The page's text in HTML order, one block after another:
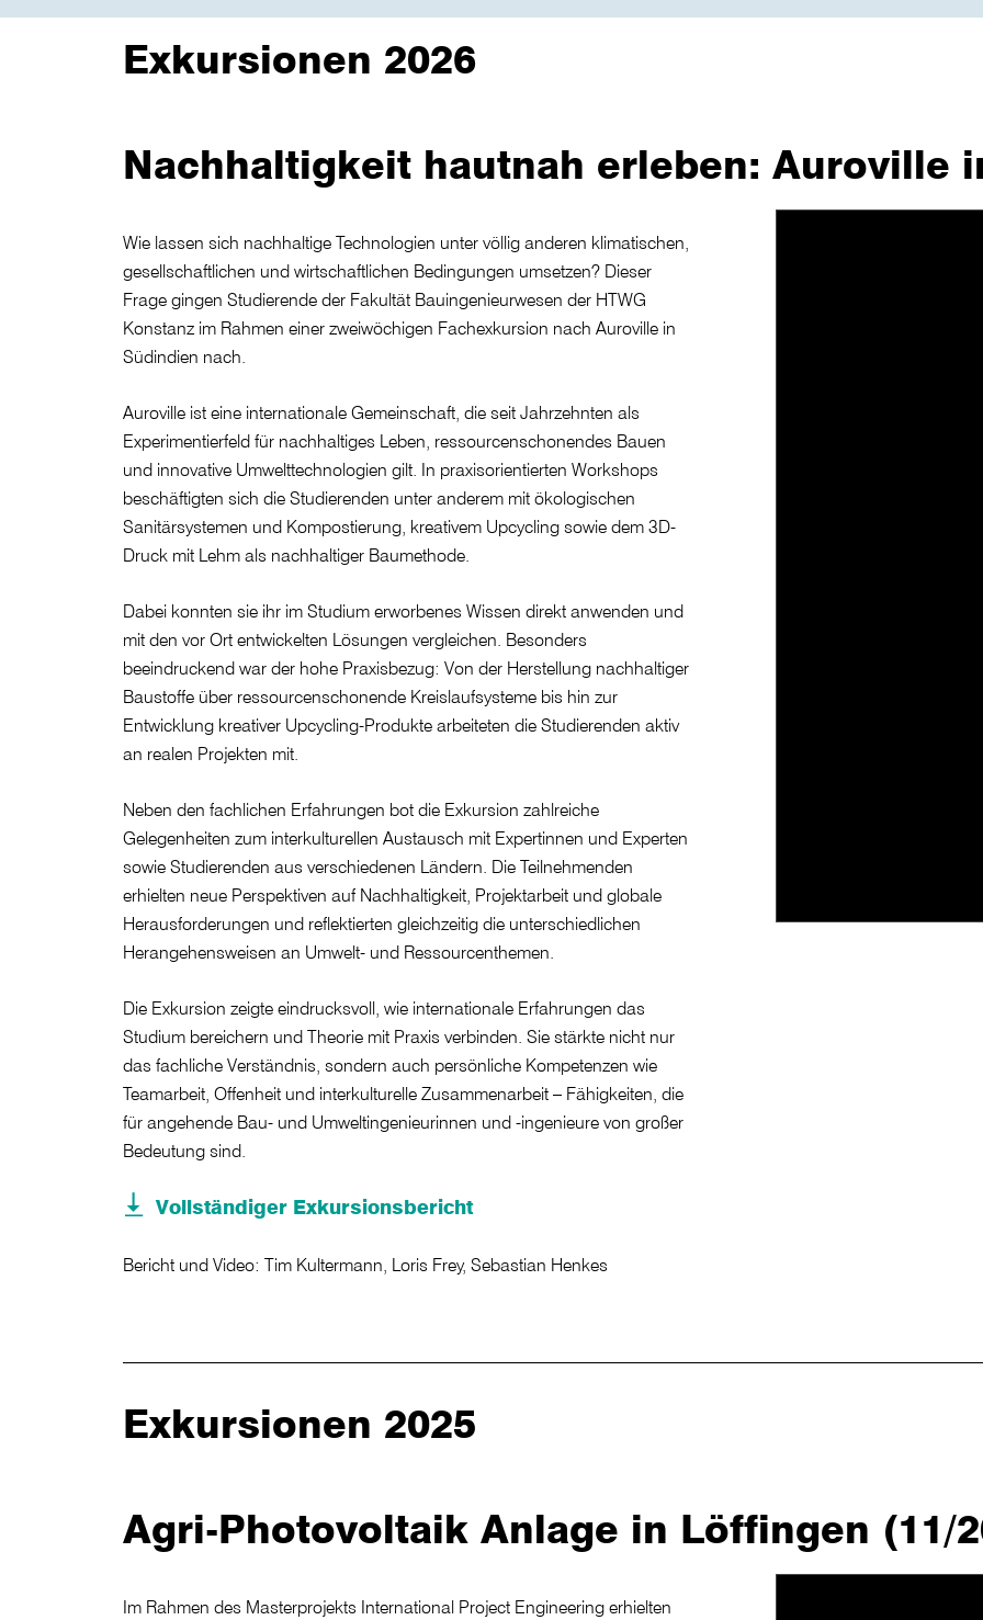
Exkursionen 2026
Nachhaltigkeit hautnah erleben: Auroville
Wie lassen sich nachhaltige Technologien unter völlig anderen klimatischen,
gesellschaftlichen und wirtschaftlichen Bedingungen umsetzen? Dieser
Frage gingen Studierende der Fakultät Bauingenieurwesen der HTWG
Konstanz im Rahmen einer zweiwöchigen Fachexkursion nach Auroville in
Südindien nach.
Auroville ist eine internationale Gemeinschaft, die seit Jahrzehnten als
Experimentierfeld für nachhaltiges Leben, ressourcenschonendes Bauen
und innovative Umwelttechnologien gilt. In praxisorientierten Workshops
beschäftigten sich die Studierenden unter anderem mit ökologischen
Sanitärsystemen und Kompostierung, kreativem Upcycling sowie dem 3D-
Druck mit Lehm als nachhaltiger Baumethode.
Dabei konnten sie ihr im Studium erworbenes Wissen direkt anwenden und
mit den vor Ort entwickelten Lösungen vergleichen. Besonders
beeindruckend war der hohe Praxisbezug: Von der Herstellung nachhaltiger
Baustoffe über ressourcenschonende Kreislaufsysteme bis hin zur
Entwicklung kreativer Upcycling-Produkte arbeiteten die Studierenden aktiv
an realen Projekten mit.
Neben den fachlichen Erfahrungen bot die Exkursion zahlreiche
Gelegenheiten zum interkulturellen Austausch mit Expertinnen und Experten
sowie Studierenden aus verschiedenen Ländern. Die Teilnehmenden
erhielten neue Perspektiven auf Nachhaltigkeit, Projektarbeit und globale
Herausforderungen und reflektierten gleichzeitig die unterschiedlichen
Herangehensweisen an Umwelt- und Ressourcenthemen.
Die Exkursion zeigte eindrucksvoll, wie internationale Erfahrungen das
Studium bereichern und Theorie mit Praxis verbinden. Sie stärkte nicht nur
das fachliche Verständnis, sondern auch persönliche Kompetenzen wie
Teamarbeit, Offenheit und interkulturelle Zusammenarbeit – Fähigkeiten, die
für angehende Bau- und Umweltingenieurinnen und -ingenieure von großer
Bedeutung sind.
Vollständiger Exkursionsbericht
Bericht und Video: Tim Kultermann, Loris Frey, Sebastian Henkes
Exkursionen 2025
Agri-Photovoltaik Anlage in Löffingen (11/
Im Rahmen des Masterprojekts International Project Engineering erhielten